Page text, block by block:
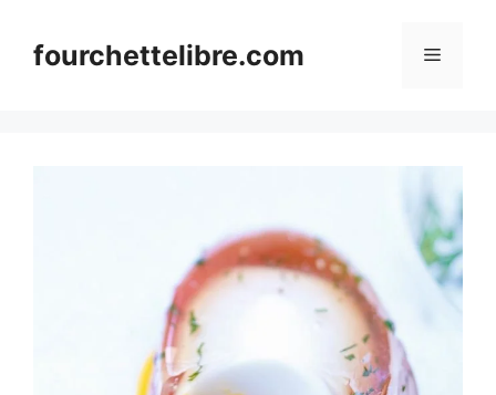
contentfourchettelibre.com Menu